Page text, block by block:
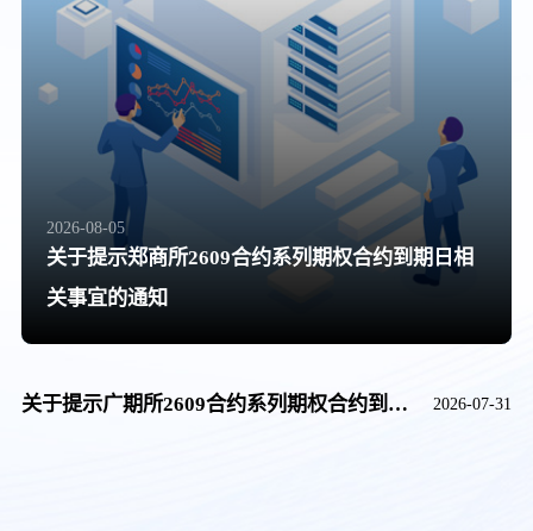
2026-08-05
关于提示郑商所2609合约系列期权合约到期日相
关事宜的通知
关于提示广期所2609合约系列期权合约到期日相关事项的通知 2026-07-31